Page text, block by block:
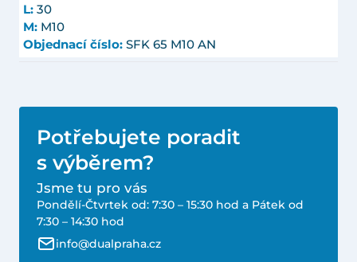
L: 30
M: M10
Objednací číslo: SFK 65 M10 AN
Potřebujete poradit
s výběrem?
Jsme tu pro vás
Pondělí-Čtvrtek od: 7:30 – 15:30 hod a Pátek od
7:30 – 14:30 hod
info@dualpraha.cz